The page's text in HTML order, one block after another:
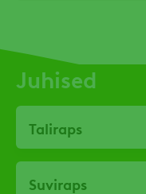
Juhised
Taliraps
Suviraps